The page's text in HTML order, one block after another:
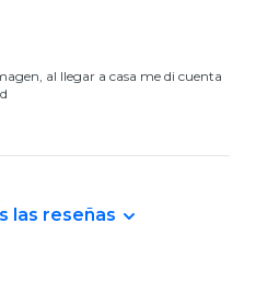
al llegar a casa me di cuenta
las reseñas